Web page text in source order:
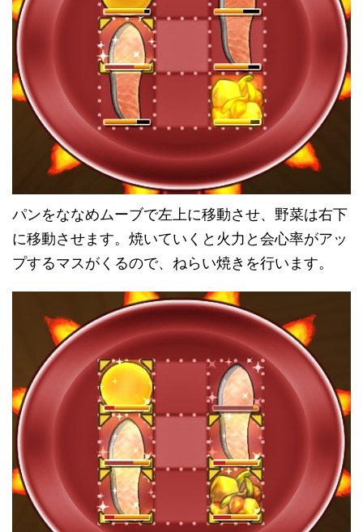
パンをななめムーブで左上に移動させ、野菜は右下
に移動させます。焼いていくと火力と会心率がアッ
プするマスがくるので、ねらい焼きを行います。